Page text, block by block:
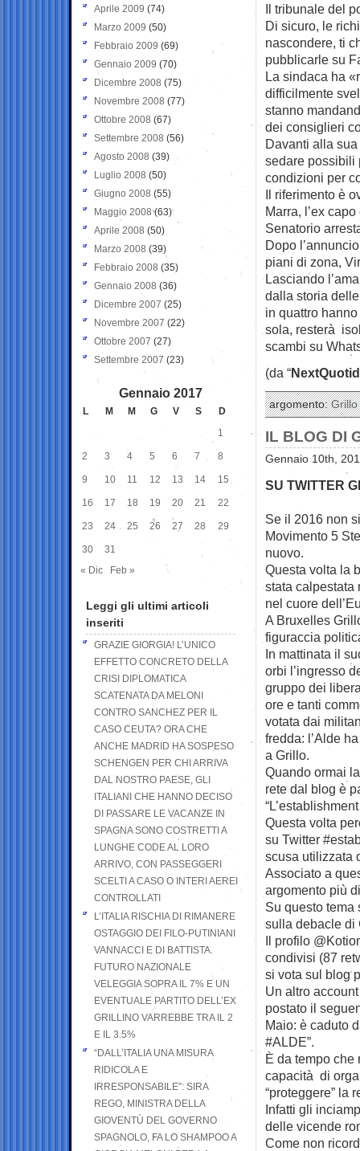
Il tribunale del
Di sicuro, le
nascondere, ti
pubblicarle su
La sindaca ha
difficilmente
stanno
dei consiglieri
Davanti alla
sedare possibili
condizioni per
Il riferimento è
Marra, l’ex
Senatorio
Dopo
piani di zona,
Lasciando
dalla storia
in quattro
sola, resterà
scambi su
(da “
argomento:Grillo
IL BLOG DI
Gennaio 10th,
SU TWITTER
Se il 2016 non
Movimento 5
nuovo.
Questa volta la
stata calpestata
nel cuore
A Bruxelles
figuraccia
In mattinata il
orbi l’ingresso
gruppo dei
ore e tanti
votata dai
fredda: l’Alde
a Grillo.
Quando ormai
rete dal blog è
Questa volta
su Twitter
scusa utilizzata
Associato a
argomento più
Su questo tema
sulla debacle di
Il profilo
condivisi (87
si vota sul blog
Un altro
postato il
Maio: è caduto
#ALDE”.
È da tempo che
capacità di
“proteggere” la
Infatti gli
delle vicende
Come non
Aprile 2009 (74)
Marzo 2009 (50)
Febbraio 2009 (69)
Gennaio 2009 (70)
Dicembre 2008 (75)
Novembre 2008 (77)
Ottobre 2008 (67)
Settembre 2008 (56)
Agosto 2008 (39)
Luglio 2008 (50)
Giugno 2008 (55)
Maggio 2008(63)
Aprile 2008 (50)
Marzo 2008 (39)
Febbraio 2008 (35)
Gennaio 2008 (36)
Dicembre 2007 (25)
Novembre 2007 (22)
Ottobre 2007 (27)
Settembre 2007 (23)
Gennaio 2017
L M M G V S
D
1
2 3 4 5 6 7 8
9 10 11 12 13 14 15
16 17 18 19 20 21 22
23 24 25 26 27 28 29
30
31
« Dic
Feb »
Leggi gli ultimi articoli
inseriti
GRAZIE GIORGIA! L’UNICO
EFFETTO CONCRETO DELLA
CRISI DIPLOMATICA
SCATENATA DA MELONI
CONTRO SANCHEZ PER IL
CASO CEUTA? ORA CHE
ANCHE MADRID HA SOSPESO
SCHENGEN PER CHI ARRIVA
DAL NOSTRO PAESE, GLI
ITALIANI CHE HANNO DECISO
DI PASSARE LE VACANZE IN
SPAGNA SONO COSTRETTI A
LUNGHE CODE AL LORO
ARRIVO, CON PASSEGGERI
SCELTI A CASO O INTERI AEREI
CONTROLLATI
L’ITALIA RISCHIA DI RIMANERE
OSTAGGIO DEI FILO-PUTINIANI
VANNACCI E DI BATTISTA.
FUTURO NAZIONALE
VELEGGIA SOPRA IL 7% E UN
EVENTUALE PARTITO DELL’EX
GRILLINO VARREBBE TRA IL 2
E IL 3.5%
“DALL’ITALIA UNA MISURA
RIDICOLA E
IRRESPONSABILE”: SIRA
REGO, MINISTRA DELLA
GIOVENTÙ DEL GOVERNO
SPAGNOLO, FA LO SHAMPOO A